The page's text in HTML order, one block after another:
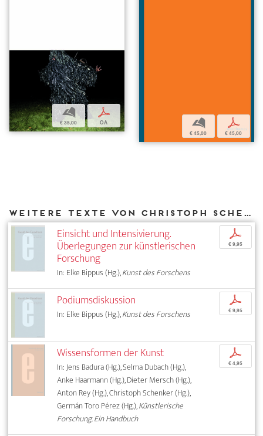
b
€ 35,00
p
OA b
€ 45,00
p
€ 45,00
Weitere Texte von Christoph Schenker bei DIAPHANES
Einsicht und Intensivierung.
Überlegungen zur künstlerischen
Forschung
In: Elke Bippus (Hg.),Kunst des Forschens
p
€ 9,95
Podiumsdiskussion
In: Elke Bippus (Hg.),Kunst des Forschens
p
€ 9,95
Wissensformen der Kunst
In: Jens Badura (Hg.), Selma Dubach (Hg.),
Anke Haarmann (Hg.), Dieter Mersch (Hg.),
Anton Rey (Hg.), Christoph Schenker (Hg.),
Germán Toro Pérez (Hg.),Künstlerische
Forschung. Ein Handbuch
p
€ 4,95